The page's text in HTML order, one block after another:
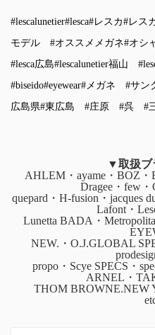
#lescalunetier#lesca#レスカ#レス
モデル
#オススメメガネ#オシ
#lesca広島#lescalunetier福山
#biseido#eyewear#メガネ #サン
広島県#東広島 #庄原 #呉 #
▼取扱ブ
AHLEM・ayame・BOZ・
Dragee・few
quepard・H-fusion・jacques
Lafont・
Lunetta BADA・
NEW.・O.J.GLOBAL
propo・Scye SPECS・
ARNEL・
THOM BROWNE.NEW